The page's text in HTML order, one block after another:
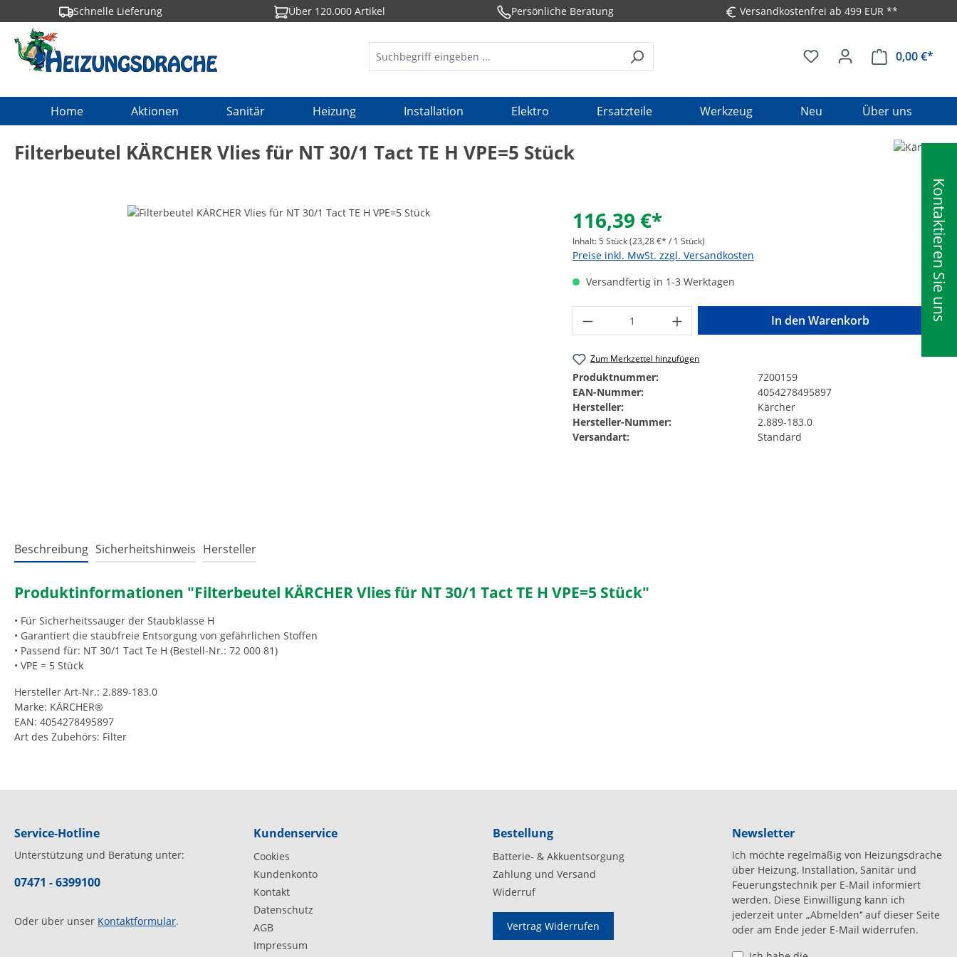
Zur Hauptnavigation springen
Schnelle Lieferung Über 120.000 Artikel Persönliche Beratung Versandkostenfrei ab 499 EUR **
0,00 €*
Home Aktionen Sanitär Heizung Installation Elektro Ersatzteile Werkzeug Neu Über uns
Kontaktieren Sie uns
Filterbeutel KÄRCHER Vlies für NT 30/1 Tact TE H VPE=5 Stück
Bildergalerie überspringen 116,39 €*
Inhalt:5 Stück(23,28 €* / 1 Stück)
Preise inkl. MwSt. zzgl. Versandkosten
Versandfertig in 1-3 Werktagen
Produkt Anzahl: Gib den gewünschten Wert
In den Warenkorb
Zum Merkzettel hinzufügen
Produktnummer:
7200159
EAN-Nummer:
4054278495897
Hersteller:
Kärcher
Hersteller-Nummer:
2.889-183.0
Versandart:
Standard
Beschreibung Sicherheitshinweis Hersteller
Produktinformationen "Filterbeutel KÄRCHER Vlies für NT 30/1 Tact TE H VPE=5 Stück"
• Für Sicherheitssauger der Staubklasse H
• Garantiert die staubfreie Entsorgung von gefährlichen Stoffen
• Passend für: NT 30/1 Tact Te H (Bestell-Nr.: 72 000 81)
• VPE = 5 Stück
Hersteller Art-Nr.: 2.889-183.0
Marke: KÄRCHER®
EAN: 4054278495897
Art des Zubehörs: Filter
Service-Hotline
Unterstützung und Beratung unter:
07471 - 6399100
Oder über unser Kontaktformular.
Kundenservice
Cookies
Kundenkonto
Kontakt
Datenschutz
AGB
Impressum
Bestellung
Batterie- & Akkuentsorgung
Zahlung und Versand
Widerruf
Vertrag Widerrufen
Newsletter
Ich möchte regelmäßig von Heizungsdrache
über Heizung, Installation, Sanitär und
Feuerungstechnik per E-Mail informiert
werden. Diese Einwilligung kann ich
jederzeit unter „Abmelden‘‘ auf dieser Seite
oder am Ende jeder E-Mail widerrufen.